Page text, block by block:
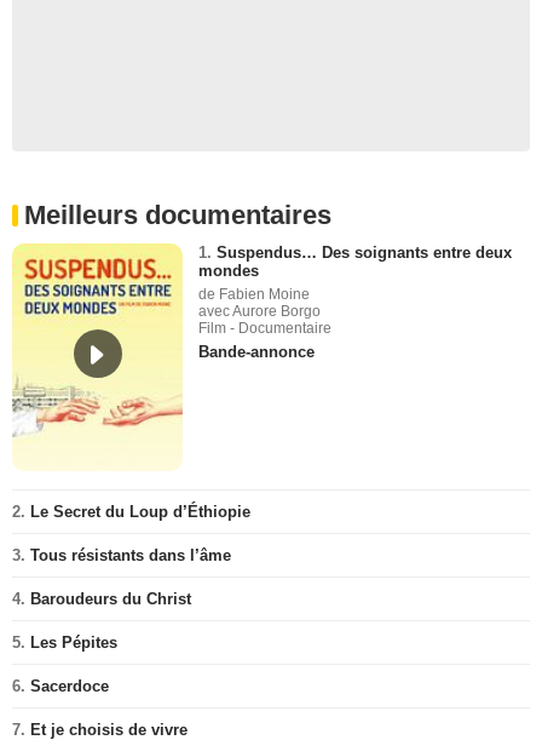
Meilleurs documentaires
1. Suspendus… Des soignants entre deux
mondes
de Fabien Moine
avec Aurore Borgo
Film - Documentaire
Bande-annonce
2. Le Secret du Loup d’Éthiopie
3. Tous résistants dans l’âme
4. Baroudeurs du Christ
5. Les Pépites
6. Sacerdoce
7. Et je choisis de vivre